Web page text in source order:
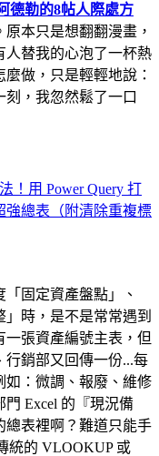
德勒的8帖人際處方
原本只是想翻翻漫畫，
人替我的心泡了一杯熱
做，只是輕輕地說：
刻，我忽然鬆了一口
！用 Power Query 打
強總表（附清除重複標
固定資產盤點」、
」時，是不是常常遇到
張資產編號主表，但
銷部又回傳一份...每
如：微調、報廢、維修
Excel 的『現況備
總表裡啊？難道只能手
統的 VLOOKUP 或